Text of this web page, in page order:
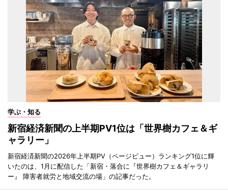
学ぶ・知る
新宿経済新聞の上半期PV1位は「世界樹カフェ＆ギ
ャラリー」
新宿経済新聞の2026年上半期PV（ページビュー）ランキング1位に輝
いたのは、1月に配信した「新宿・落合に『世界樹カフェ＆ギャラリ
ー』 障害者就労と地域交流の場」の記事だった。